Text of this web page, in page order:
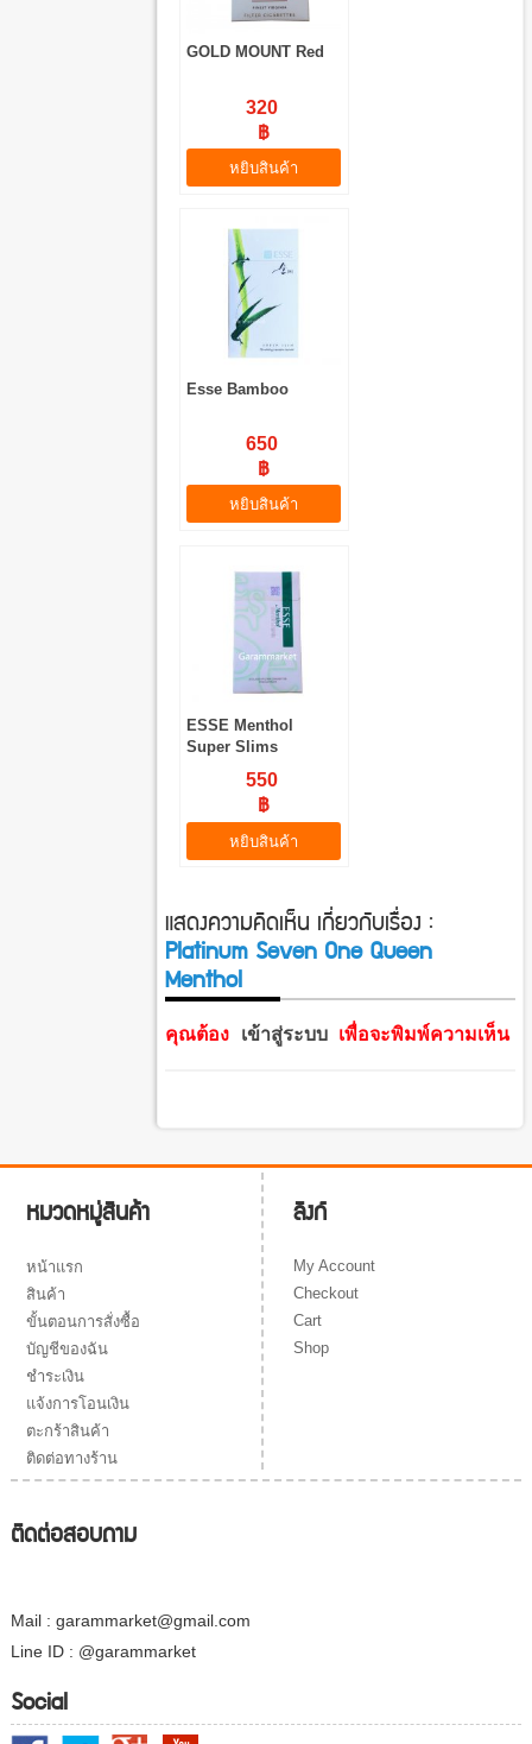
GOLD MOUNT Red
320
฿
หยิบสินค้า
Esse Bamboo
650
฿
หยิบสินค้า
ESSE Menthol
Super Slims
550
฿
หยิบสินค้า
แสดงความคิดเห็น เกี่ยวกับเรื่อง :
Platinum Seven One Queen
Menthol
คุณต้อง เข้าสู่ระบบ เพื่อจะพิมพ์ความเห็น
หมวดหมู่สินค้า
หน้าแรก
สินค้า
ขั้นตอนการสั่งซื้อ
บัญชีของฉัน
ชำระเงิน
แจ้งการโอนเงิน
ตะกร้าสินค้า
ติดต่อทางร้าน
ลิงก์
My Account
Checkout
Cart
Shop
ติดต่อสอบถาม
Mail : garammarket@gmail.com
Line ID : @garammarket
Social